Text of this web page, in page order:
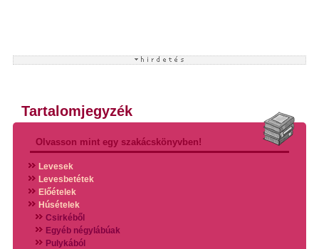
Tartalomjegyzék
Olvasson mint egy szakácskönyvben!
Levesek
Levesbetétek
Előételek
Húsételek
Csirkéből
Egyéb négylábúak
Pulykából